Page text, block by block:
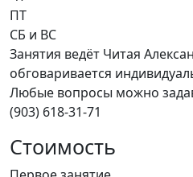
ПТ
СБ и ВС
Занятия ведёт Читая
обговаривается
Любые вопросы можно
(903) 618-31-71
Стоимость